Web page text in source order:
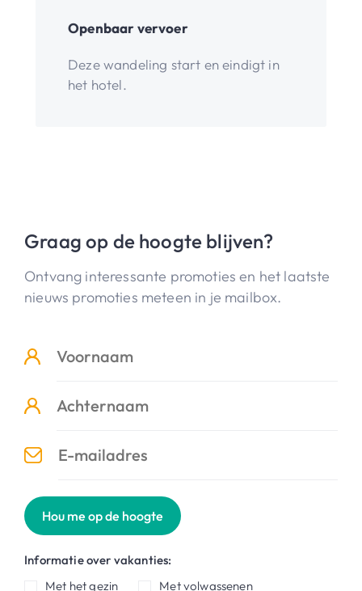
Openbaar vervoer
Deze wandeling start en eindigt in
het hotel.
Graag op de hoogte blijven?
Ontvang interessante promoties en het laatste
nieuws promoties meteen in je mailbox.
Hou me op de hoogte
Informatie over vakanties:
Met het gezin
Met volwassenen